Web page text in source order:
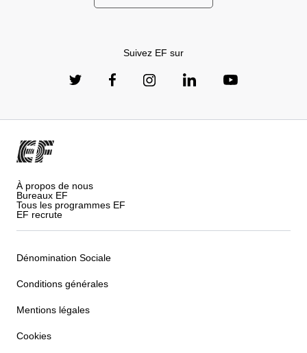
Suivez EF sur
À propos de nous
Bureaux EF
Tous les programmes EF
EF recrute
Dénomination Sociale
Conditions générales
Mentions légales
Cookies